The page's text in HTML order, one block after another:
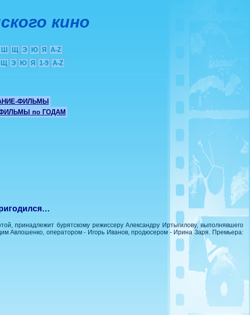
кино
Ш Щ Э Ю Я
A-Z
Щ Э Ю Я 1-9 A-Z
ФИЛЬМЫ
по ГОДАМ
принадлежит бурятскому режиссеру Александру Иртыгилову, выполнявшего
Авлошенко, оператором - Игорь Иванов, продюсером - Ирина Заря. Премьера: